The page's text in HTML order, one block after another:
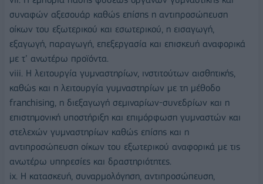
συναφών αξεσουάρ καθώς επίσης η αντιπροσώπευση
οίκων του εξωτερικού και εσωτερικού, η εισαγωγή,
εξαγωγή, παραγωγή, επεξεργασία και επισκευή αναφορικά
με τ’ ανωτέρω προϊόντα.
viii. Η λειτουργία γυμναστηρίων, ινστιτούτων αισθητικής,
καθώς και η λειτουργία γυμναστηρίων με τη μέθοδο
franchising, η διεξαγωγή σεμιναρίων-συνεδρίων και η
επιστημονική υποστήριξη και επιμόρφωση γυμναστών και
στελεχών γυμναστηρίων καθώς επίσης και η
αντιπροσώπευση οίκων του εξωτερικού αναφορικά με τις
ανωτέρω υπηρεσίες και δραστηριότητες.
ix. Η κατασκευή, συναρμολόγηση, αντιπροσώπευση,